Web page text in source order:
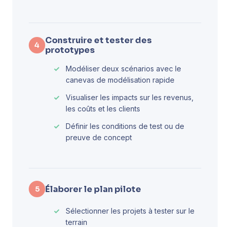
4
Construire et tester des
prototypes
Modéliser deux scénarios avec le
canevas de modélisation rapide
Visualiser les impacts sur les revenus,
les coûts et les clients
Définir les conditions de test ou de
preuve de concept
5 Élaborer le plan pilote
Sélectionner les projets à tester sur le
terrain